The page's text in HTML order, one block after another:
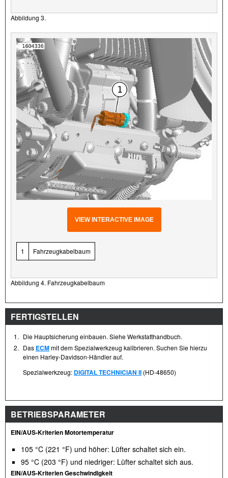
Abbildung 3.
VIEW INTERACTIVE IMAGE
1 Fahrzeugkabelbaum
Abbildung 4. Fahrzeugkabelbaum
FERTIGSTELLEN
1. Die Hauptsicherung einbauen. Siehe Werkstatthandbuch.
2. Das ECMmit dem Spezialwerkzeug kalibrieren. Suchen Sie hierzu
einen Harley-Davidson-Händler auf.
Spezialwerkzeug: DIGITAL TECHNICIAN II (HD-48650)
BETRIEBSPARAMETER
EIN/AUS-Kriterien Motortemperatur
105 °C (221 °F) und höher: Lüfter schaltet sich ein.
95 °C (203 °F) und niedriger: Lüfter schaltet sich aus.
EIN/AUS-Kriterien Geschwindigkeit